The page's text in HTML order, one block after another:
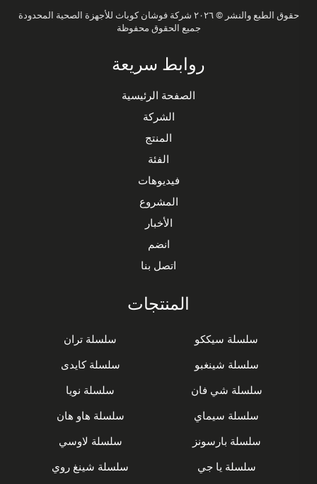
حقوق الطبع والنشر © ٢٠٢٦ شركة فوشان كوباث للأجهزة الصحية المحدودة
جميع الحقوق محفوظة
روابط سريعة
الصفحة الرئيسية
الشركة
المنتج
الفئة
فيديوهات
المشروع
الأخبار
انضم
اتصل بنا
المنتجات
سلسلة سيككو
سلسلة تران
سلسلة شينغبو
سلسلة كايدى
سلسلة شي فان
سلسلة نويا
سلسلة سيماي
سلسلة هاو هان
سلسلة بارسونز
سلسلة لاوسي
سلسلة يا جي
سلسلة شينغ روي